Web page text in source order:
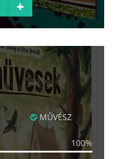
MŰVÉSZ
100%